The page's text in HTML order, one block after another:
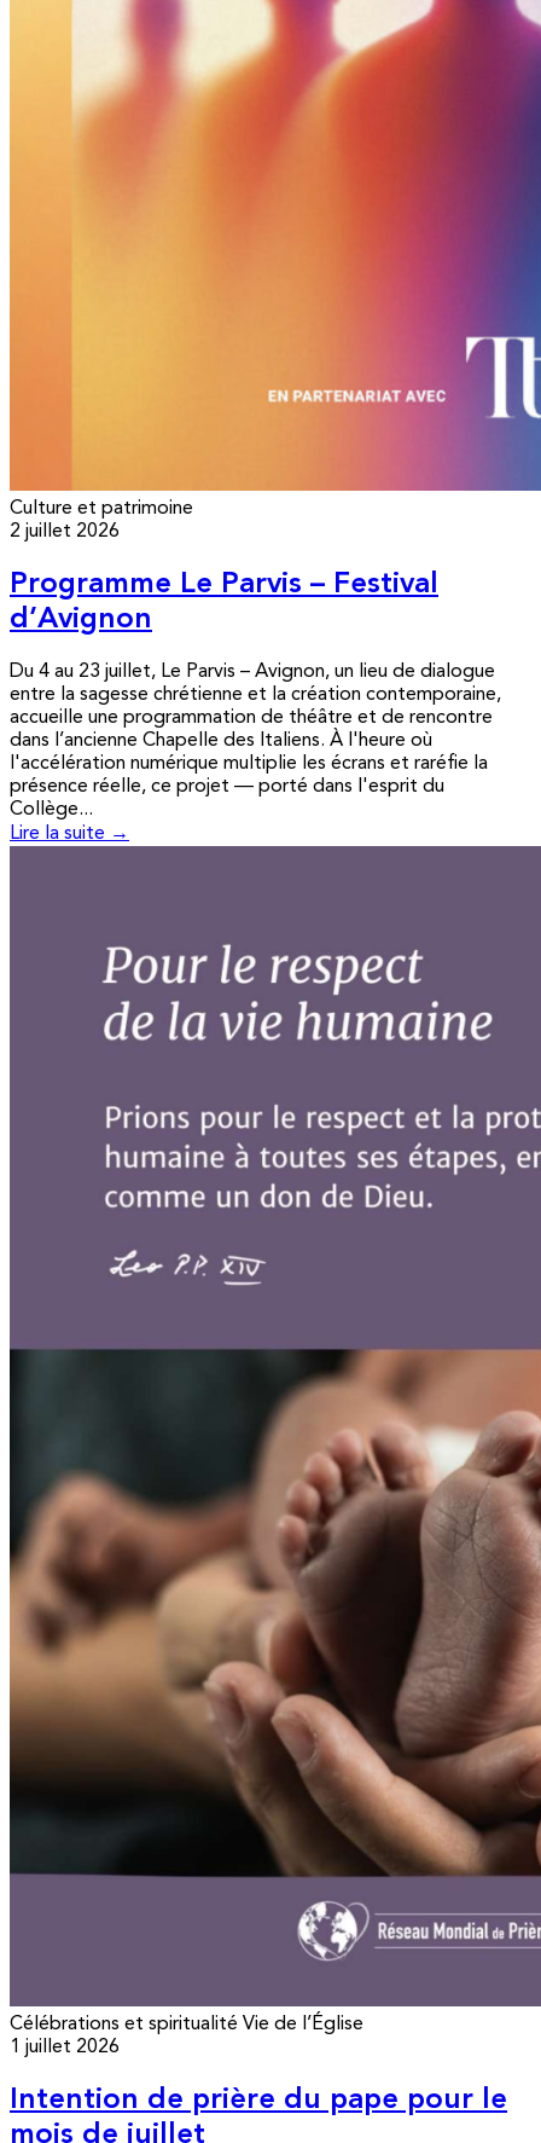
Culture et patrimoine
2 juillet 2026
Programme Le Parvis – Festival
d’Avignon
Du 4 au 23 juillet, Le Parvis – Avignon, un lieu de dialogue
entre la sagesse chrétienne et la création contemporaine,
accueille une programmation de théâtre et de rencontre
dans l’ancienne Chapelle des Italiens. À l'heure où
l'accélération numérique multiplie les écrans et raréfie la
présence réelle, ce projet — porté dans l'esprit du
Collège...
Lire la suite →
Célébrations et spiritualité Vie de l’Église
1 juillet 2026
Intention de prière du pape pour le
mois de juillet